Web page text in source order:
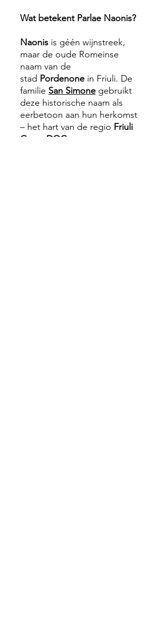
Wat betekent Parlae Naonis?
Naonis is géén wijnstreek,
maar de oude Romeinse
naam van de
stad Pordenone in Friuli. De
familie San Simone gebruikt
deze historische naam als
eerbetoon aan hun herkomst
– het hart van de regio Friuli
Grave DOC